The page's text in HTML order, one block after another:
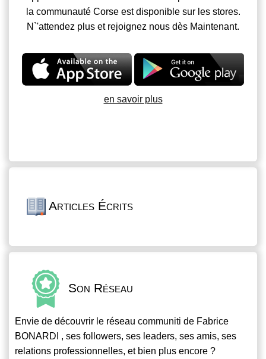
la communauté Corse est disponible sur les stores.
N`'attendez plus et rejoignez nous dès Maintenant.
en savoir plus
Articles Écrits
Son Réseau
Envie de découvrir le réseau communiti de Fabrice
BONARDI , ses followers, ses leaders, ses amis, ses
relations professionnelles, et bien plus encore ?